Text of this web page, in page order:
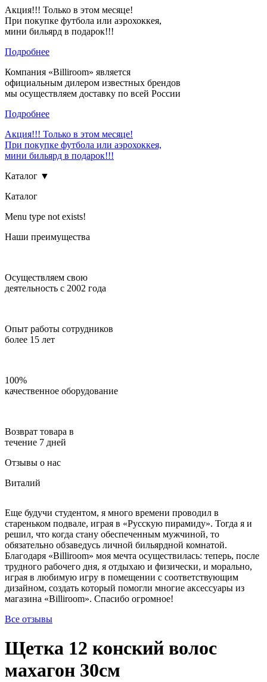
Акция!!! Только в этом месяце!
При покупке футбола или аэрохоккея,
мини бильярд в подарок!!!
Подробнее
Компания «Billiroom» является
официальным дилером известных брендов
мы осуществляем доставку по всей России
Подробнее
Акция!!! Только в этом месяце!
При покупке футбола или аэрохоккея,
мини бильярд в подарок!!!
Каталог ▼
Каталог
Menu type not exists!
Наши преимущества
Осуществляем свою
деятельность с 2002 года
Опыт работы сотрудников
более 15 лет
100%
качественное оборудование
Возврат товара в
течение 7 дней
Отзывы о нас
Виталий
Еще будучи студентом, я много времени проводил в
стареньком подвале, играя в «Русскую пирамиду». Тогда я и
решил, что когда стану обеспеченным мужчиной, то
обязательно обзаведусь личной бильярдной комнатой.
Благодаря «Billiroom» моя мечта осуществилась: теперь, после
трудного рабочего дня, я отдыхаю и физически, и морально,
играя в любимую игру в помещении с соответствующим
дизайном, создать который помогли многие аксессуары из
магазина «Billiroom». Спасибо огромное!
Все отзывы
Щетка 12 конский волос
махагон 30см